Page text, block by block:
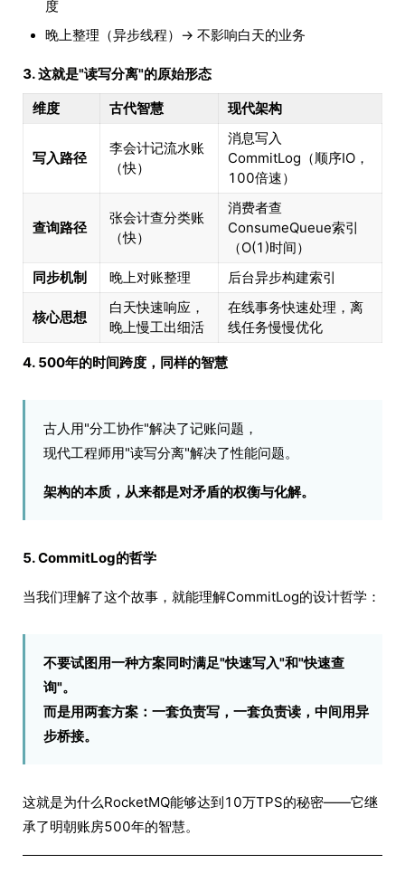
度
晚上整理（异步线程）→ 不影响白天的业务
3. 这就是"读写分离"的原始形态
维度
古代智慧 现代架构
写入路径
李会计记流水账
（快）
消息写入
CommitLog（顺序IO，
100倍速）
查询路径
张会计查分类账
（快）
消费者查
ConsumeQueue索引
（O(1)时间）
同步机制
晚上对账整理 后台异步构建索引
核心思想
白天快速响应，
晚上慢工出细活
在线事务快速处理，离
线任务慢慢优化
4. 500年的时间跨度，同样的智慧
古人用"分工协作"解决了记账问题，
现代工程师用"读写分离"解决了性能问题。
架构的本质，从来都是对矛盾的权衡与化解。
5. CommitLog的哲学
当我们理解了这个故事，就能理解CommitLog的设计哲学：
不要试图用一种方案同时满足"快速写入"和"快速查
询"。
而是用两套方案：一套负责写，一套负责读，中间用异
步桥接。
这就是为什么RocketMQ能够达到10万TPS的秘密——它继
承了明朝账房500年的智慧。